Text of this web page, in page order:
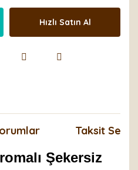
Hızlı Satın Al
Taksit
Şekersiz